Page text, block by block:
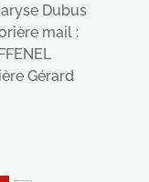
Dubus
mail :
Gérard